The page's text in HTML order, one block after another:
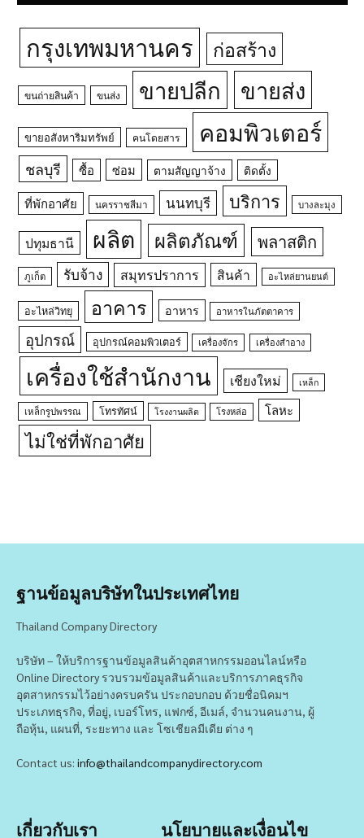
กรุงเทพมหานคร ก่อสร้าง
ขนถ่ายสินค้า ขนส่ง ขายปลีก ขายส่ง
ขายอสังหาริมทรัพย์ คนโดยสาร คอมพิวเตอร์
ชลบุรี ซื้อ ซ่อม ตามสัญญาจ้าง ติดตั้ง
ที่พักอาศัย นครราชสีมา นนทบุรี บริการ บางละมุง
ปทุมธานี ผลิต ผลิตภัณฑ์ พลาสติก
ภูเก็ต รับจ้าง สมุทรปราการ สินค้า อะไหล่ยานยนต์
อะไหล่วิทยุ อาคาร อาหาร อาหารในภัตตาคาร
อุปกรณ์ อุปกรณ์คอมพิวเตอร์ เครื่องจักร เครื่องสำอาง
เครื่องใช้สำนักงาน เชียงใหม่ เหล็ก
เหล็กรูปพรรณ โทรทัศน์ โรงงานผลิต โรงหล่อ โลหะ
ไม่ใช่ที่พักอาศัย
ฐานข้อมูลบริษัทในประเทศไทย
Thailand Company Directory
บริษัท – ให้บริการฐานข้อมูลสินค้าอุตสาหกรรมออนไลน์หรือ
Online Directory รวบรวมข้อมูลสินค้าและบริการภาคธุรกิจ
อุตสาหกรรมไว้อย่างครบครัน ประกอบกอบ ด้วยชื่อนิคมฯ
ประเภทธุรกิจ, ที่อยู่, เบอร์โทร, แฟกซ์, อีเมล์, จำนวนคนงาน, ผู้
ถือหุ้น, แผนที่, ระยะทาง และ โซเชียลมีเดีย ต่าง ๆ
Contact us: info@thailandcompanydirectory.com
เกี่ยวกับเรา นโยบายและเงื่อนไข